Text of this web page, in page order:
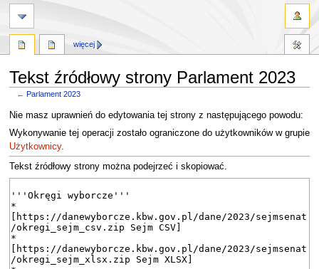
Tekst źródłowy strony Parlament 2023
←Parlament 2023
Przejdź
do
nawigacji
Przejdź
do
wyszukiwania
Nie masz uprawnień do edytowania tej strony z następującego powodu:
Wykonywanie tej operacji zostało ograniczone do użytkowników w grupie
Użytkownicy.
Tekst źródłowy strony można podejrzeć i skopiować.
więcej